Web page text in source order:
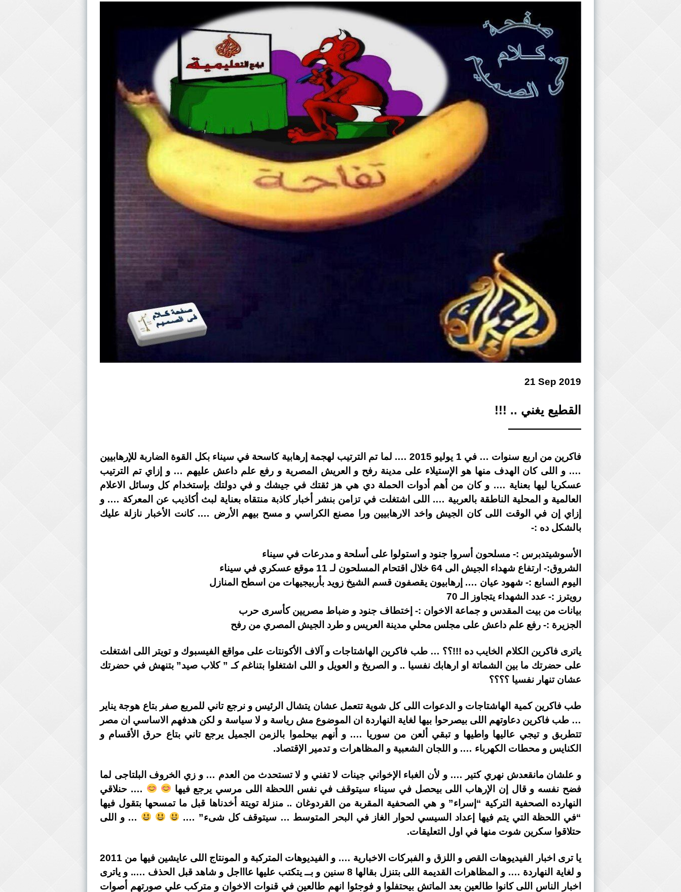
21 Sep 2019
القطيع يغني .. !!!
——————
فاكرين من اربع سنوات … في 1 يوليو 2015 …. لما تم الترتيب لهجمة إرهابية كاسحة في سيناء بكل القوة الضاربة للإرهابيين
…. و اللى كان الهدف منها هو الإستيلاء على مدينة رفح و العريش المصرية و رفع علم داعش عليهم … و إزاي تم الترتيب
عسكريا ليها بعناية …. و كان من أهم أدوات الحملة دي هي هز ثقتك في جيشك و في دولتك بإستخدام كل وسائل الاعلام
العالمية و المحلية الناطقة بالعربية …. اللى اشتغلت في تزامن بنشر أخبار كاذبة منتقاه بعناية لبث أكاذيب عن المعركة …. و
إزاي إن في الوقت اللى كان الجيش واخد الارهابيين ورا مصنع الكراسي و مسح بيهم الأرض …. كانت الأخبار نازلة عليك
بالشكل ده :-
الأسوشيتدبرس :- مسلحون أسروا جنود و استولوا على أسلحة و مدرعات في سيناء
الشروق:- ارتفاع شهداء الجيش الى 64 خلال اقتحام المسلحون لـ 11 موقع عسكري في سيناء
اليوم السابع :- شهود عيان …. إرهابيون يقصفون قسم الشيخ زويد بأربيجيهات من اسطح المنازل
رويترز :- عدد الشهداء يتجاوز الـ 70
بيانات من بيت المقدس و جماعة الاخوان :- إختطاف جنود و ضباط مصريين كأسرى حرب
الجزيرة :- رفع علم داعش على مجلس محلي مدينة العريس و طرد الجيش المصري من رفح
ياترى فاكرين الكلام الخايب ده !!!؟؟ … طب فاكرين الهاشتاجات و آلاف الأكونتات على مواقع الفيسبوك و تويتر اللى اشتغلت
على حضرتك ما بين الشماتة او ارهابك نفسيا .. و الصريخ و العويل و اللى اشتغلوا بتناغم كـ ” كلاب صيد” بتنهش في حضرتك
عشان تنهار نفسيا ؟؟؟؟
طب فاكرين كمية الهاشتاجات و الدعوات اللى كل شوية تتعمل عشان يتشال الرئيس و نرجع تاني للمربع صفر بتاع هوجة يناير
… طب فاكرين دعاوتهم اللى بيصرحوا بيها لغاية النهاردة ان الموضوع مش رياسة و لا سياسة و لكن هدفهم الاساسي ان مصر
تتطربق و تيجي عاليها واطيها و تبقي ألعن من سوريا …. و أنهم بيحلموا بالزمن الجميل يرجع تاني بتاع حرق الأقسام و
الكنايس و محطات الكهرباء …. و اللجان الشعبية و المظاهرات و تدمير الإقتصاد.
و علشان مانقعدش نهري كتير …. و لأن الغباء الإخواني جينات لا تفني و لا تستحدث من العدم … و زي الخروف البلتاجى لما
فضح نفسه و قال إن الإرهاب اللى بيحصل في سيناء سيتوقف في نفس اللحظة اللى مرسي يرجع فيها
…. حنلاقي
النهارده الصحفية التركية “إسراء” و هي الصحفية المقربة من القردوغان .. منزلة تويتة أخدناها قبل ما تمسحها بتقول فيها
“في اللحظة التي يتم فيها إعداد السيسي لحوار الغاز في البحر المتوسط … سيتوقف كل شىء” ….
… و اللى
حتلاقوا سكرين شوت منها في اول التعليقات.
يا ترى اخبار الفيديوهات القص و اللزق و الفبركات الاخبارية …. و الفيديوهات المتركبة و المونتاج اللى عايشين فيها من 2011
و لغاية النهاردة …. و المظاهرات القديمة اللى بتنزل بقالها 8 سنين و بــ يتكتب عليها عاااجل و شاهد قبل الحذف ….. و ياترى
اخبار الناس اللى كانوا طالعين بعد الماتش بيحتفلوا و فوجئوا انهم طالعين في قنوات الاخوان و متركب علي صورتهم أصوات